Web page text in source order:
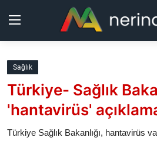
Kurdistan
Bölgeler
Sağlık
Türkiye- Sağlık
'hantavirüs'
Türkiye Sağlık Bakanlığı, hantavirüs